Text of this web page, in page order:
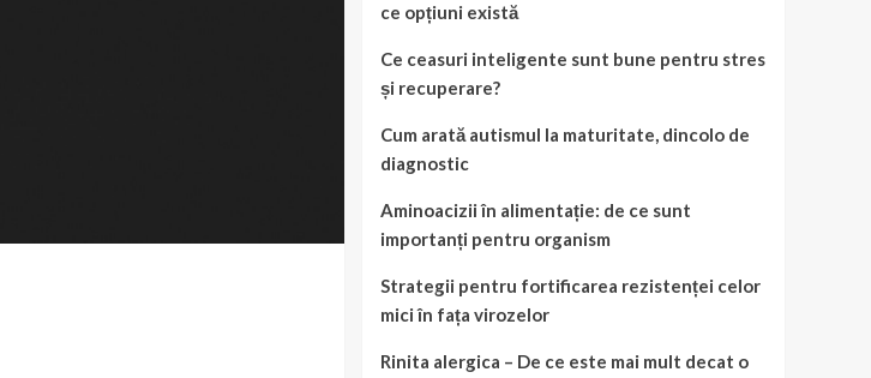
ce opțiuni există
Ce ceasuri inteligente sunt bune pentru stres
și recuperare?
Cum arată autismul la maturitate, dincolo de
diagnostic
Aminoacizii în alimentație: de ce sunt
importanți pentru organism
Strategii pentru fortificarea rezistenței celor
mici în fața virozelor
Rinita alergica – De ce este mai mult decat o